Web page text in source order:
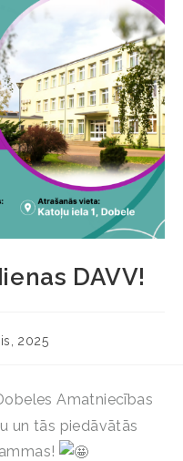
DAVV!
2025
Amatniecības
un tās piedāvātās